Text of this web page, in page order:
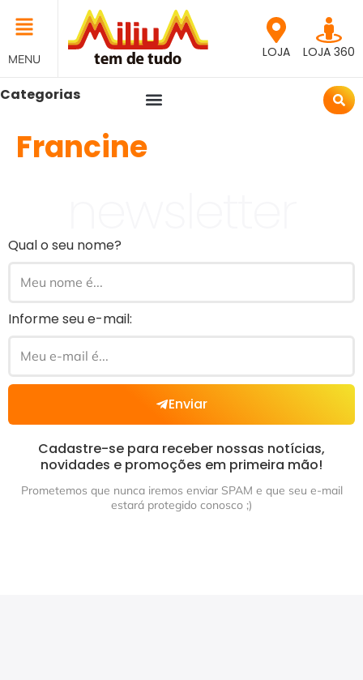
MENU LOJA LOJA 360
Categorias
Francine
Qual o seu nome?
Informe seu e-mail:
Enviar
Cadastre-se para receber nossas notícias,
novidades e promoções em primeira mão!
Prometemos que nunca iremos enviar SPAM e que seu e-mail
estará protegido conosco ;)